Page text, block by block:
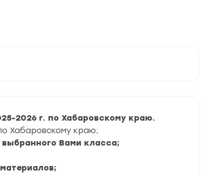
2026 г. по Хабаровскому краю.
Хабаровскому краю;
Вами класса;